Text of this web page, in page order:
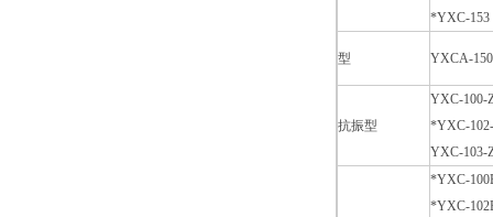
*YXC-153
型 YXCA-150
抗振型
YXC-100-
*YXC-
YXC-103-
*YXC-
*YXC-